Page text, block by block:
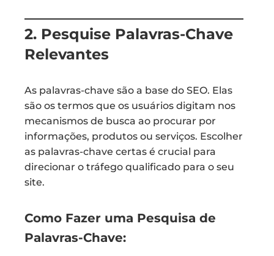
2. Pesquise Palavras-Chave
Relevantes
As palavras-chave são a base do SEO. Elas
são os termos que os usuários digitam nos
mecanismos de busca ao procurar por
informações, produtos ou serviços. Escolher
as palavras-chave certas é crucial para
direcionar o tráfego qualificado para o seu
site.
Como Fazer uma Pesquisa de
Palavras-Chave: